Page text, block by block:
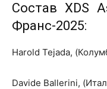
Состав XDS
Франс-2025:
Harold Tejada,
Davide Ballerini,